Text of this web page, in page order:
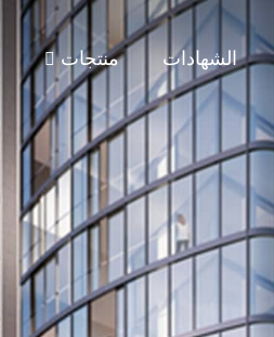
منتجات الشهادات